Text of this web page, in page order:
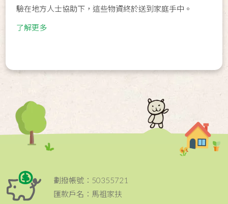
驗在地方人士協助下，這些物資終於送到家庭手中。
了解更多
劃撥帳號：50355721
匯款戶名：馬祖家扶